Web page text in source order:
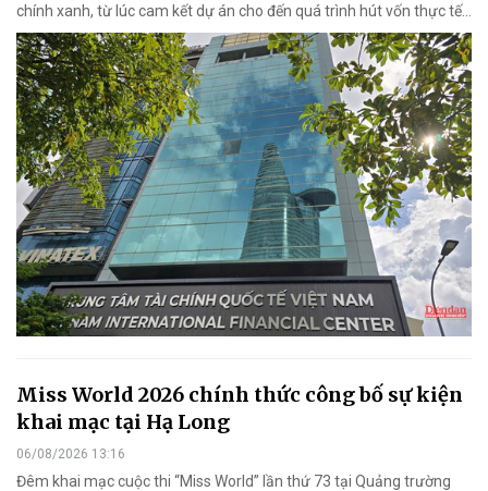
chính xanh, từ lúc cam kết dự án cho đến quá trình hút vốn thực tế...
Miss World 2026 chính thức công bố sự kiện
khai mạc tại Hạ Long
06/08/2026 13:16
Đêm khai mạc cuộc thi “Miss World” lần thứ 73 tại Quảng trường